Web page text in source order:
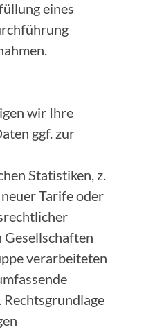
eines
wir Ihre
ggf. zur
Statistiken, z.
Tarife oder
Gesellschaften
verarbeiteten